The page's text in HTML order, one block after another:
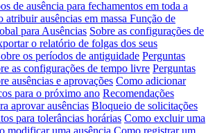
de ausência para fechamentos em toda a
atribuir ausências em massa Função de
para Ausências Sobre as configurações de
o relatório de folgas dos seus
os períodos de antiguidade Perguntas
as configurações de tempo livre Perguntas
ausências e aprovações Como adicionar
para o próximo ano Recomendações
aprovar ausências Bloqueio de solicitações
para tolerâncias horárias Como excluir uma
modificar uma ausência Como registrar um